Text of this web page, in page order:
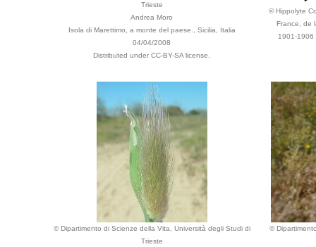
Trieste
Andrea Moro
Isola di Marettimo, a monte del paese., Sicilia, Italia
04/04/2008
Distributed under CC-BY-SA license.
© Hippolyte
France, de
1901-1906
© Dipartimento di Scienze della Vita, Università degli Studi di
Trieste
©